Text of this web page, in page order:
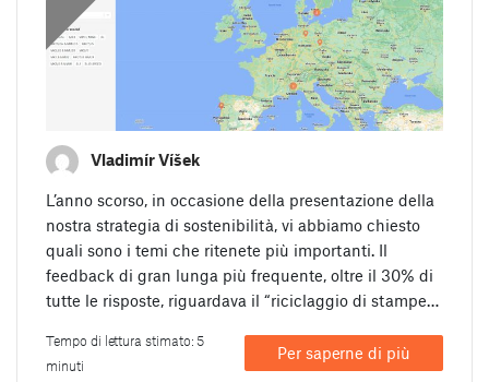
Vladimír Víšek
L’anno scorso, in occasione della presentazione della
nostra strategia di sostenibilità, vi abbiamo chiesto
quali sono i temi che ritenete più importanti. Il
feedback di gran lunga più frequente, oltre il 30% di
tutte le risposte, riguardava il “riciclaggio di stampe…
Tempo di lettura stimato: 5
minuti
Per saperne di più